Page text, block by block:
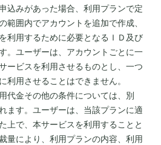
込みがあった場合、利用プランで定
範囲内でアカウントを追加で作成、
利用するために必要となるＩＤ及び
。ユーザーは、アカウントごとに一
ービスを利用させるものとし、一つ
利用させることはできません。
代金その他の条件については、別
ます。ユーザーは、当該プランに適
上で、本サービスを利用することと
量により、利用プランの内容、利用